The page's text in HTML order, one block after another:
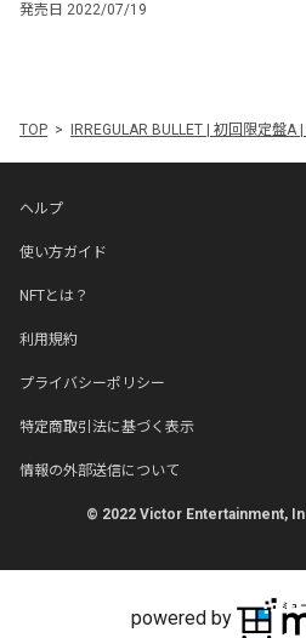
発売日 2022/07/19
TOP IRREGULAR BULLET | 初回限定盤A
ヘルプ
使い方ガイド
NFTとは？
利用規約
プライバシーポリシー
特定商取引法に基づく表示
情報の外部送信について
© 2022 Victor Entertainment,
powered by